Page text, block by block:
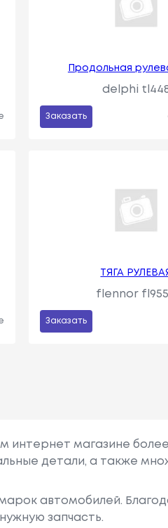
Продольная
delphi
Заказать
ТЯГА
flennor
Заказать
интернет магазине
детали, а также
автомобилей.
запчасть.